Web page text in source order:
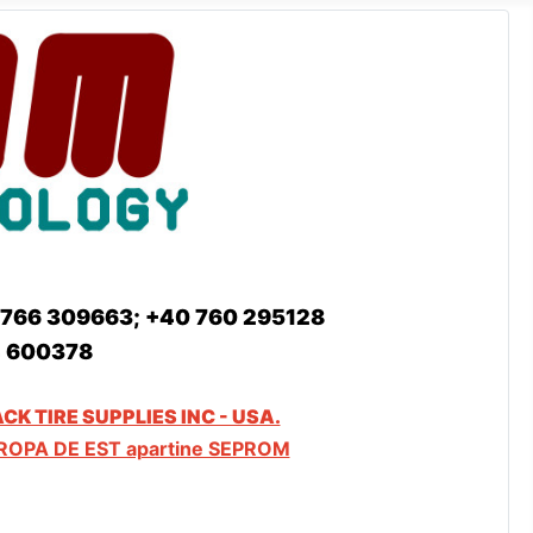
766 309663; +40 760 295128
600378
TIRE SUPPLIES INC - USA.
DE EST apartine SEPROM